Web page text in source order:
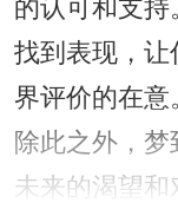
的认可和支持
找到表现，
界评价的在意
除此之外，
未来的渴望